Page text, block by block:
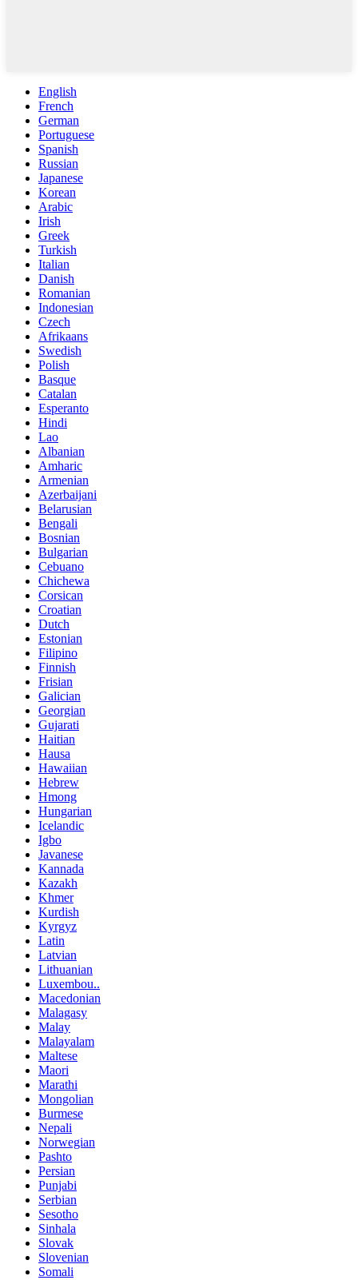
English
French
German
Portuguese
Spanish
Russian
Japanese
Korean
Arabic
Irish
Greek
Turkish
Italian
Danish
Romanian
Indonesian
Czech
Afrikaans
Swedish
Polish
Basque
Catalan
Esperanto
Hindi
Lao
Albanian
Amharic
Armenian
Azerbaijani
Belarusian
Bengali
Bosnian
Bulgarian
Cebuano
Chichewa
Corsican
Croatian
Dutch
Estonian
Filipino
Finnish
Frisian
Galician
Georgian
Gujarati
Haitian
Hausa
Hawaiian
Hebrew
Hmong
Hungarian
Icelandic
Igbo
Javanese
Kannada
Kazakh
Khmer
Kurdish
Kyrgyz
Latin
Latvian
Lithuanian
Luxembou..
Macedonian
Malagasy
Malay
Malayalam
Maltese
Maori
Marathi
Mongolian
Burmese
Nepali
Norwegian
Pashto
Persian
Punjabi
Serbian
Sesotho
Sinhala
Slovak
Slovenian
Somali